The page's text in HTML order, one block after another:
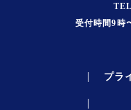
受付時間9時
プラ